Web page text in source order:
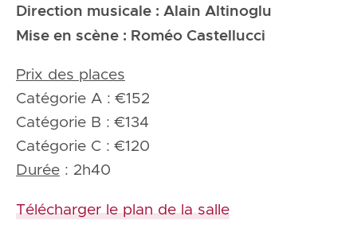
Direction musicale : Alain Altinoglu
Mise en scène : Roméo Castellucci
Prix des places
Catégorie A : €152
Catégorie B : €134
Catégorie C : €120
Durée : 2h40
Télécharger le plan de la salle